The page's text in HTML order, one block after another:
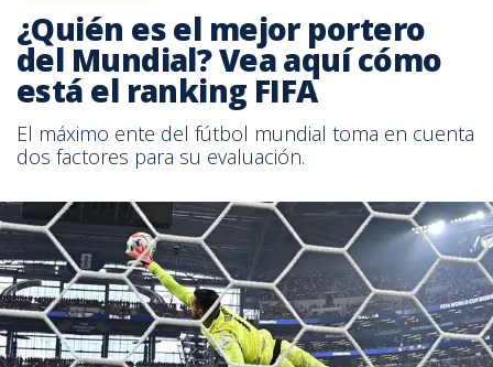
¿Quién es el mejor portero
del Mundial? Vea aquí cómo
está el ranking FIFA
El máximo ente del fútbol mundial toma en cuenta
dos factores para su evaluación.